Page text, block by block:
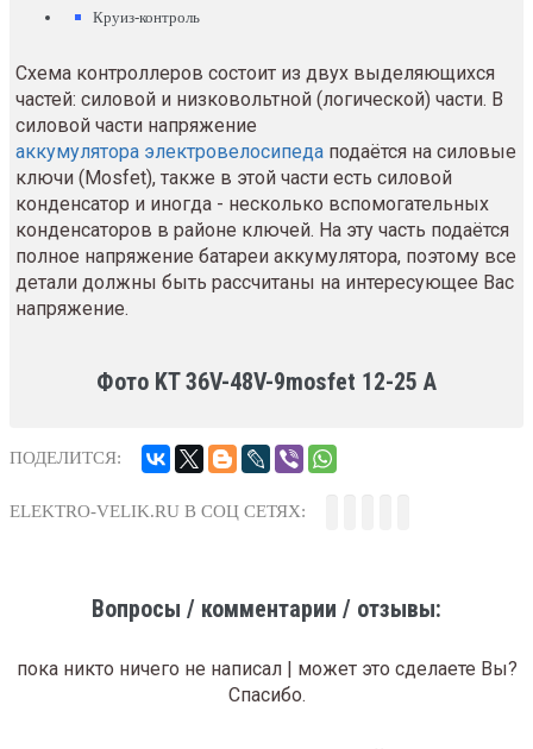
Круиз-контроль
Схема контроллеров состоит из двух выделяющихся
частей: силовой и низковольтной (логической) части. В
силовой части напряжение
аккумулятора электровелосипеда подаётся на силовые
ключи (Mosfet), также в этой части есть силовой
конденсатор и иногда - несколько вспомогательных
конденсаторов в районе ключей. На эту часть подаётся
полное напряжение батареи аккумулятора, поэтому все
детали должны быть рассчитаны на интересующее Вас
напряжение.
Фото KT 36V-48V-9mosfet 12-25 A
ПОДЕЛИТСЯ:
ELEKTRO-VELIK.RU В СОЦ СЕТЯХ:
Вопросы / комментарии / отзывы:
пока никто ничего не написал | может это сделаете Вы?
Спасибо.